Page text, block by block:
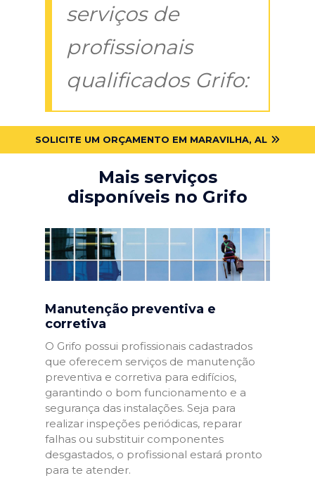
serviços de
profissionais
qualificados Grifo:
SOLICITE UM ORÇAMENTO EM MARAVILHA, AL
Mais serviços
disponíveis no Grifo
Manutenção preventiva e
corretiva
O Grifo possui profissionais cadastrados
que oferecem serviços de manutenção
preventiva e corretiva para edifícios,
garantindo o bom funcionamento e a
segurança das instalações. Seja para
realizar inspeções periódicas, reparar
falhas ou substituir componentes
desgastados, o profissional estará pronto
para te atender.